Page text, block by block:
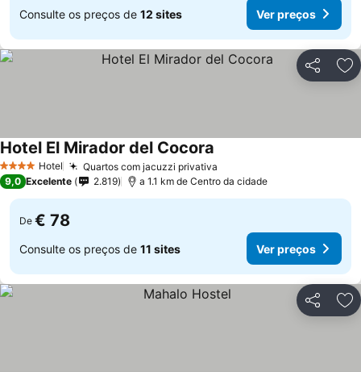
Consulte os preços de 12 sites Ver preços
Partilhar
4 EstrelasHotel Quartos com jacuzzi privativa
Hotel El Mirador del Cocora
9,0 Excelente 2.819 a 1.1 km de Centro da cidade
De € 78
Consulte os preços de 11 sites Ver preços
Partilhar